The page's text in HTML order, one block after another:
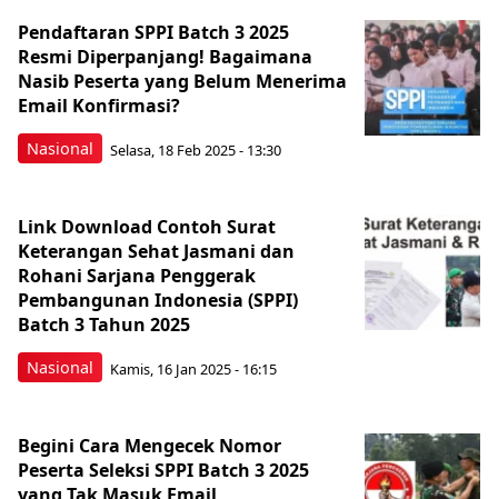
Nasional
Pendaftaran SPPI Batch 3 2025
Resmi Diperpanjang! Bagaimana
Nasib Peserta yang Belum Menerima
Email Konfirmasi?
Selasa, 18 Feb 2025 - 13:30
Nasional
Link Download Contoh Surat
Keterangan Sehat Jasmani dan
Rohani Sarjana Penggerak
Pembangunan Indonesia (SPPI)
Batch 3 Tahun 2025
Kamis, 16 Jan 2025 - 16:15
Begini Cara Mengecek Nomor
Peserta Seleksi SPPI Batch 3 2025